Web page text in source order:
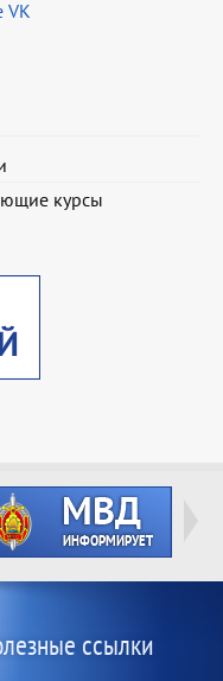
VK
курсы
ссылки